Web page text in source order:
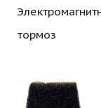
тормоз